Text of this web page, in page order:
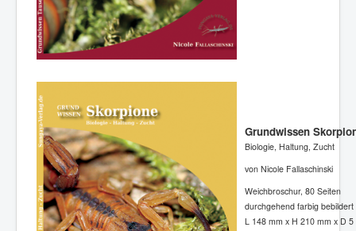
Grundwissen
Biologie, Haltung, Zucht
von Nicole Fallaschinski
Weichbroschur, 80 Seiten
durchgehend farbig bebildert
L 148 mm x H 210 mm x D